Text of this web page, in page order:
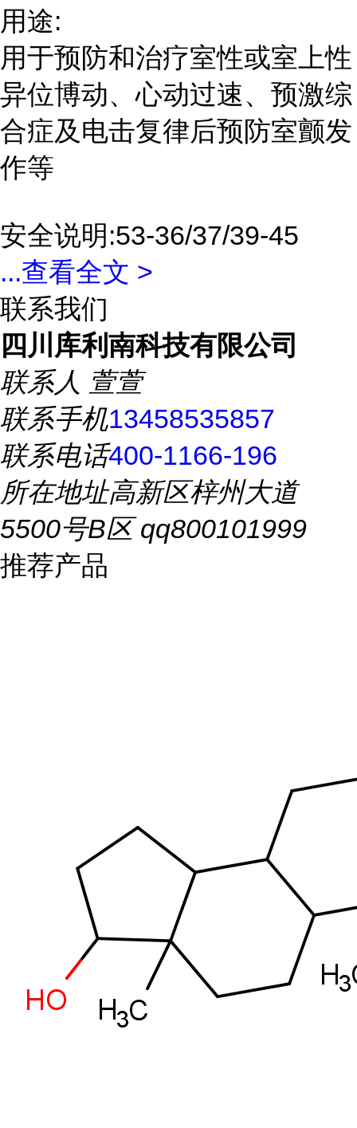
用途:
用于预防和治疗室性或室上性
异位博动、心动过速、预激综
合症及电击复律后预防室颤发
作等
安全说明:53-36/37/39-45
...查看全文 >
联系我们
四川库利南科技有限公司
联系人 萱萱
联系手机13458535857
联系电话400-1166-196
所在地址高新区梓州大道
5500号B区 qq800101999
推荐产品